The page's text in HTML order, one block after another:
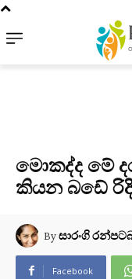
මොකද්ද මේ
කියන බඩේ
Byසාරංගි
Facebook